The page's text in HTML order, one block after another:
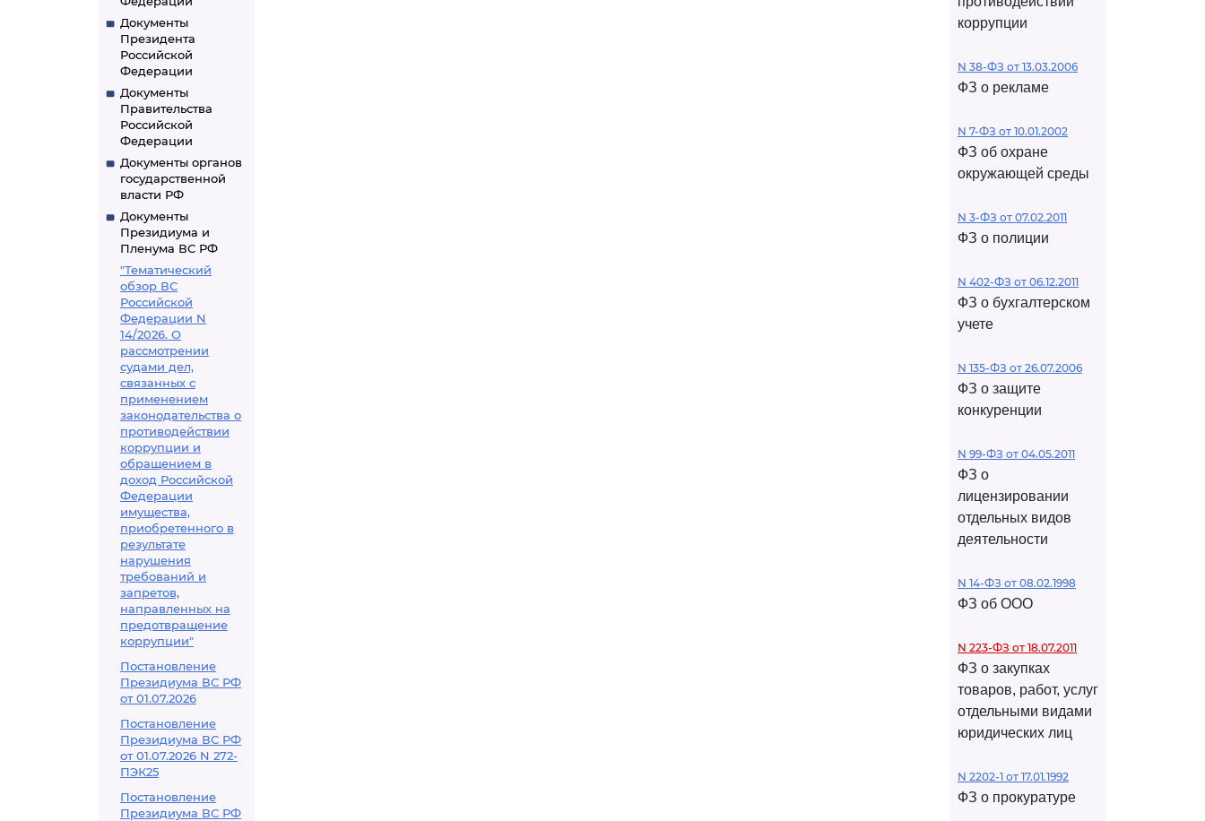
Документы
Президента
Российской
Федерации
Документы
Правительства
Российской
Федерации
Документы органов
государственной
власти РФ
Документы
Президиума и
Пленума ВС РФ
"Тематический
обзор ВС
Российской
Федерации N
14/2026. О
рассмотрении
судами дел,
связанных с
применением
законодательства о
противодействии
коррупции и
обращением в
доход Российской
Федерации
имущества,
приобретенного в
результате
нарушения
требований и
запретов,
направленных на
предотвращение
коррупции"
Постановление
Президиума ВС РФ
от 01.07.2026
Постановление
Президиума ВС РФ
от 01.07.2026 N 272-
ПЭК25
Постановление
Президиума ВС РФ
коррупции
N 38-ФЗ от 13.03.2006
ФЗ о рекламе
N 7-ФЗ от 10.01.2002
ФЗ об охране
окружающей среды
N 3-ФЗ от 07.02.2011
ФЗ о полиции
N 402-ФЗ от 06.12.2011
ФЗ о бухгалтерском
учете
N 135-ФЗ от 26.07.2006
ФЗ о защите
конкуренции
N 99-ФЗ от 04.05.2011
ФЗ о
лицензировании
отдельных видов
деятельности
N 14-ФЗ от 08.02.1998
ФЗ об ООО
N 223-ФЗ от 18.07.2011
ФЗ о закупках
товаров, работ, услуг
отдельными видами
юридических лиц
N 2202-1 от 17.01.1992
ФЗ о прокуратуре